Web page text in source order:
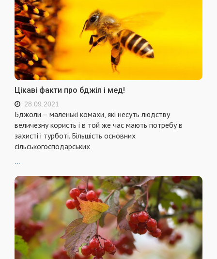
Цікаві факти про бджіл і мед!
28.09.2021
Бджоли – маленькі комахи, які несуть людству
величезну користь і в той же час мають потребу в
захисті і турботі. Більшість основних
сільськогосподарських